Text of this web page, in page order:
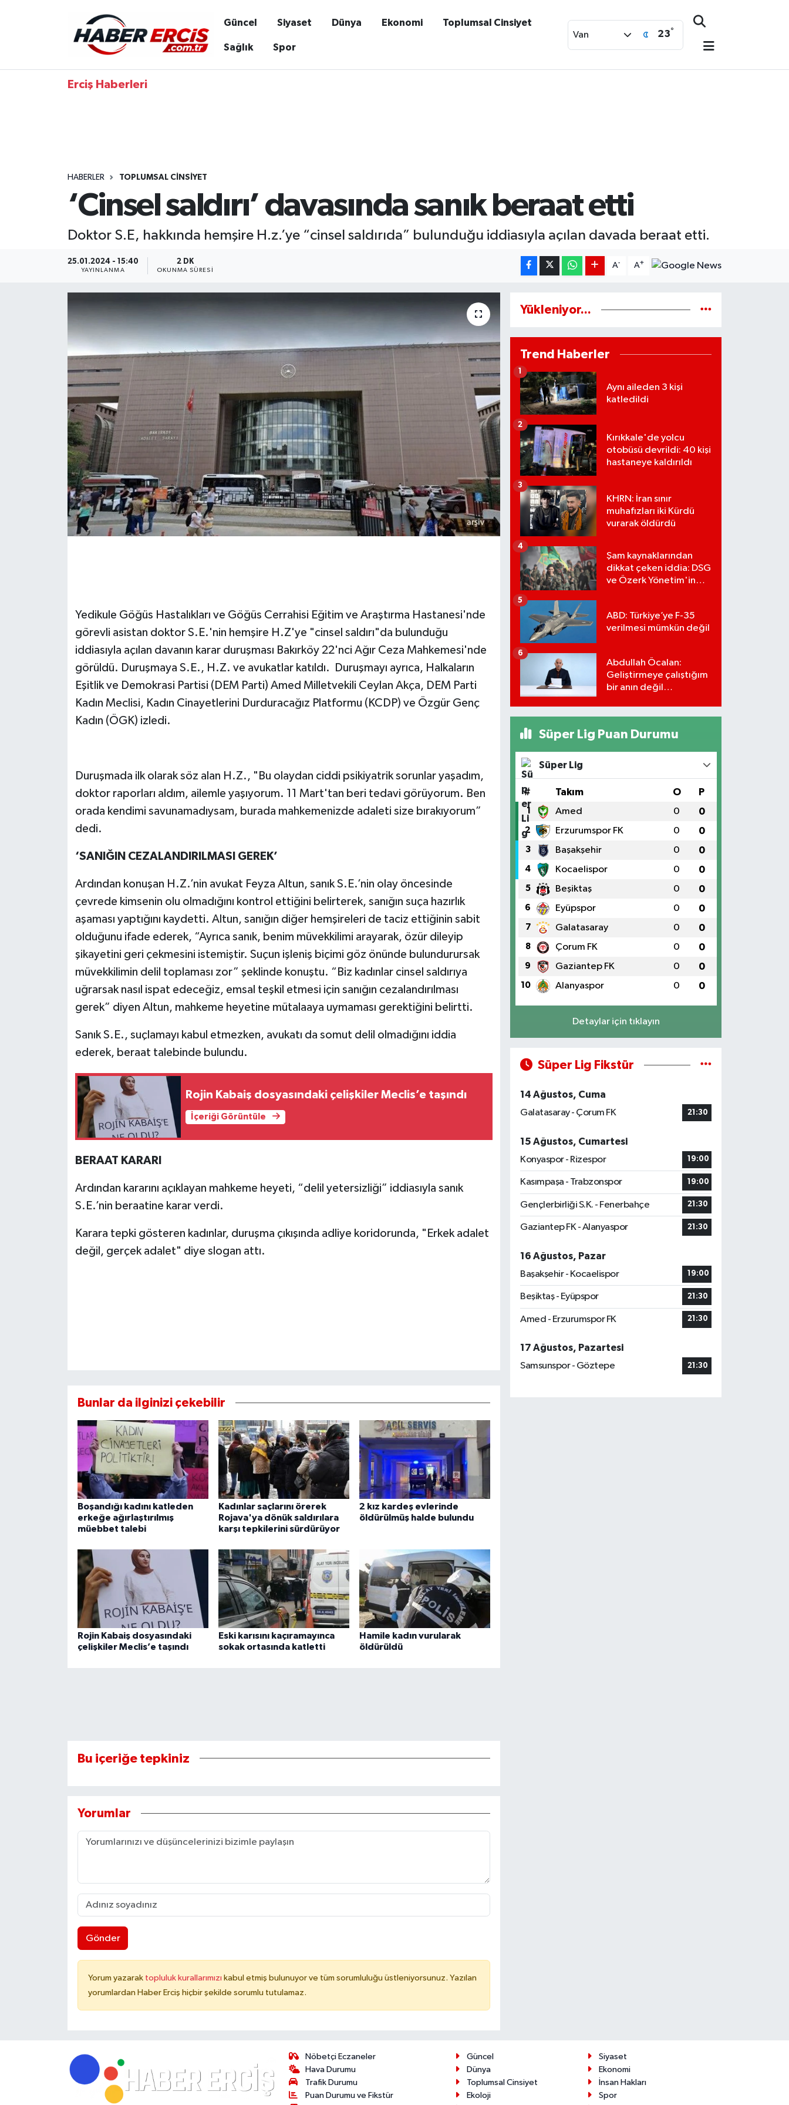
Güncel Siyaset Dünya Ekonomi Toplumsal Cinsiyet
Sağlık Spor
Van 23°
Erciş Haberleri
HABERLER TOPLUMSAL CINSIYET
‘Cinsel saldırı’ davasında sanık beraat etti
Doktor S.E, hakkında hemşire H.z.’ye “cinsel saldırıda” bulunduğu iddiasıyla açılan davada beraat etti.
25.01.2024 - 15:40
YAYINLANMA
2 DK
OKUNMA SÜRESI
A- A+
Yedikule Göğüs Hastalıkları ve Göğüs Cerrahisi Eğitim ve Araştırma Hastanesi'nde
görevli asistan doktor S.E.'nin hemşire H.Z'ye "cinsel saldırı"da bulunduğu
iddiasıyla açılan davanın karar duruşması Bakırköy 22'nci Ağır Ceza Mahkemesi'nde
görüldü. Duruşmaya S.E., H.Z. ve avukatlar katıldı. Duruşmayı ayrıca, Halkaların
Eşitlik ve Demokrasi Partisi (DEM Parti) Amed Milletvekili Ceylan Akça, DEM Parti
Kadın Meclisi, Kadın Cinayetlerini Durduracağız Platformu (KCDP) ve Özgür Genç
Kadın (ÖGK) izledi.
Duruşmada ilk olarak söz alan H.Z., "Bu olaydan ciddi psikiyatrik sorunlar yaşadım,
doktor raporları aldım, ailemle yaşıyorum. 11 Mart'tan beri tedavi görüyorum. Ben
orada kendimi savunamadıysam, burada mahkemenizde adaleti size bırakıyorum”
dedi.
‘SANIĞIN CEZALANDIRILMASI GEREK’
Ardından konuşan H.Z.’nin avukat Feyza Altun, sanık S.E.’nin olay öncesinde
çevrede kimsenin olu olmadığını kontrol ettiğini belirterek, sanığın suça hazırlık
aşaması yaptığını kaydetti. Altun, sanığın diğer hemşireleri de taciz ettiğinin sabit
olduğunu ifade ederek, “Ayrıca sanık, benim müvekkilimi arayarak, özür dileyip
şikayetini geri çekmesini istemiştir. Suçun işleniş biçimi göz önünde bulundurursak
müvekkilimin delil toplaması zor” şeklinde konuştu. “Biz kadınlar cinsel saldırıya
uğrarsak nasıl ispat edeceğiz, emsal teşkil etmesi için sanığın cezalandırılması
gerek” diyen Altun, mahkeme heyetine mütalaaya uymaması gerektiğini belirtti.
Sanık S.E., suçlamayı kabul etmezken, avukatı da somut delil olmadığını iddia
ederek, beraat talebinde bulundu.
Rojin Kabaiş dosyasındaki çelişkiler Meclis’e taşındı
İçeriği Görüntüle
BERAAT KARARI
Ardından kararını açıklayan mahkeme heyeti, “delil yetersizliği” iddiasıyla sanık
S.E.’nin beraatine karar verdi.
Karara tepki gösteren kadınlar, duruşma çıkışında adliye koridorunda, "Erkek adalet
değil, gerçek adalet" diye slogan attı.
Bunlar da ilginizi çekebilir
Boşandığı kadını katleden
erkeğe ağırlaştırılmış
müebbet talebi
Kadınlar saçlarını örerek
Rojava'ya dönük saldırılara
karşı tepkilerini sürdürüyor
2 kız kardeş evlerinde
öldürülmüş halde bulundu
Rojin Kabaiş dosyasındaki
çelişkiler Meclis’e taşındı
Eski karısını kaçıramayınca
sokak ortasında katletti
Hamile kadın vurularak
öldürüldü
Bu içeriğe tepkiniz
Yorumlar
Gönder
Yorum yazarak topluluk kurallarımızı kabul etmiş bulunuyor ve tüm sorumluluğu üstleniyorsunuz. Yazılan
yorumlardan Haber Erciş hiçbir şekilde sorumlu tutulamaz.
Yükleniyor...
Trend Haberler
Aynı aileden 3 kişi
katledildi
1
Kırıkkale'de yolcu
otobüsü devrildi: 40 kişi
hastaneye kaldırıldı
2
KHRN: İran sınır
muhafızları iki Kürdü
vurarak öldürdü
3
Şam kaynaklarından
dikkat çeken iddia: DSG
ve Özerk Yönetim'in
4
ABD: Türkiye’ye F-35
verilmesi mümkün değil
5
Abdullah Öcalan:
Geliştirmeye çalıştığım
bir anın değil
6
Süper Lig Puan Durumu
Süper Lig
# Takım O P
1 Amed 0 0
2 Erzurumspor FK 0 0
3 Başakşehir 0 0
4 Kocaelispor 0 0
5 Beşiktaş 0 0
6 Eyüpspor 0 0
7 Galatasaray 0 0
8 Çorum FK 0 0
9 Gaziantep FK 0 0
10 Alanyaspor 0 0
Detaylar için tıklayın
Süper Lig Fikstür
14 Ağustos, Cuma
Galatasaray - Çorum FK
21:30
15 Ağustos, Cumartesi
Konyaspor - Rizespor
19:00
Kasımpaşa - Trabzonspor 19:00
Gençlerbirliği S.K. - Fenerbahçe 21:30
Gaziantep FK - Alanyaspor 21:30
16 Ağustos, Pazar
Başakşehir - Kocaelispor
19:00
Beşiktaş - Eyüpspor 21:30
Amed - Erzurumspor FK 21:30
17 Ağustos, Pazartesi
Samsunspor - Göztepe
21:30
Nöbetçi Eczaneler
Hava Durumu
Trafik Durumu
Puan Durumu ve Fikstür
Güncel
Siyaset
Dünya
Ekonomi
Toplumsal Cinsiyet
İnsan Hakları
Ekoloji
Spor